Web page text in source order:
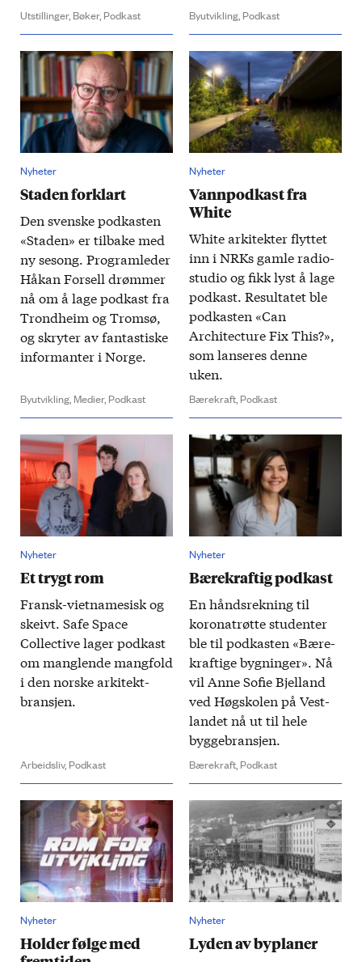
Utstillinger, Bøker, Podkast Byutvikling, Podkast
Nyheter
Staden forklart
Den svenske pod­kasten
«Staden» er tilbake med
ny sesong. Program­leder
Håkan Forsell drømmer
nå om å lage pod­kast fra
Trondheim og Tromsø,
og skryter av fantastiske
informanter i Norge.
Byutvikling, Medier, Podkast
Nyheter
Vannpodkast fra
White
​
White arkitekter flyttet
inn i NRKs gamle radio­
studio og fikk lyst å lage
pod­kast. Resultatet ble
pod­kasten «Can
Architecture Fix This?»,
som lanseres denne
uken.
Bærekraft, Podkast
Nyheter
Et trygt rom
Fransk­-vietnamesisk og
skeivt. Safe Space
Collective lager pod­kast
om manglende mang­fold
i den norske arkitekt­
bransjen.
Arbeidsliv, Podkast
Nyheter
Bærekraftig podkast
En hånds­rekning til
korona­trøtte studenter
ble til pod­kasten «Bære­
kraftige bygninger». Nå
vil Anne Sofie Bjelland
ved Høgskolen på Vest­
landet nå ut til hele
bygge­bransjen.
Bærekraft, Podkast
Nyheter
Holder følge med
Nyheter
Lyden av byplaner